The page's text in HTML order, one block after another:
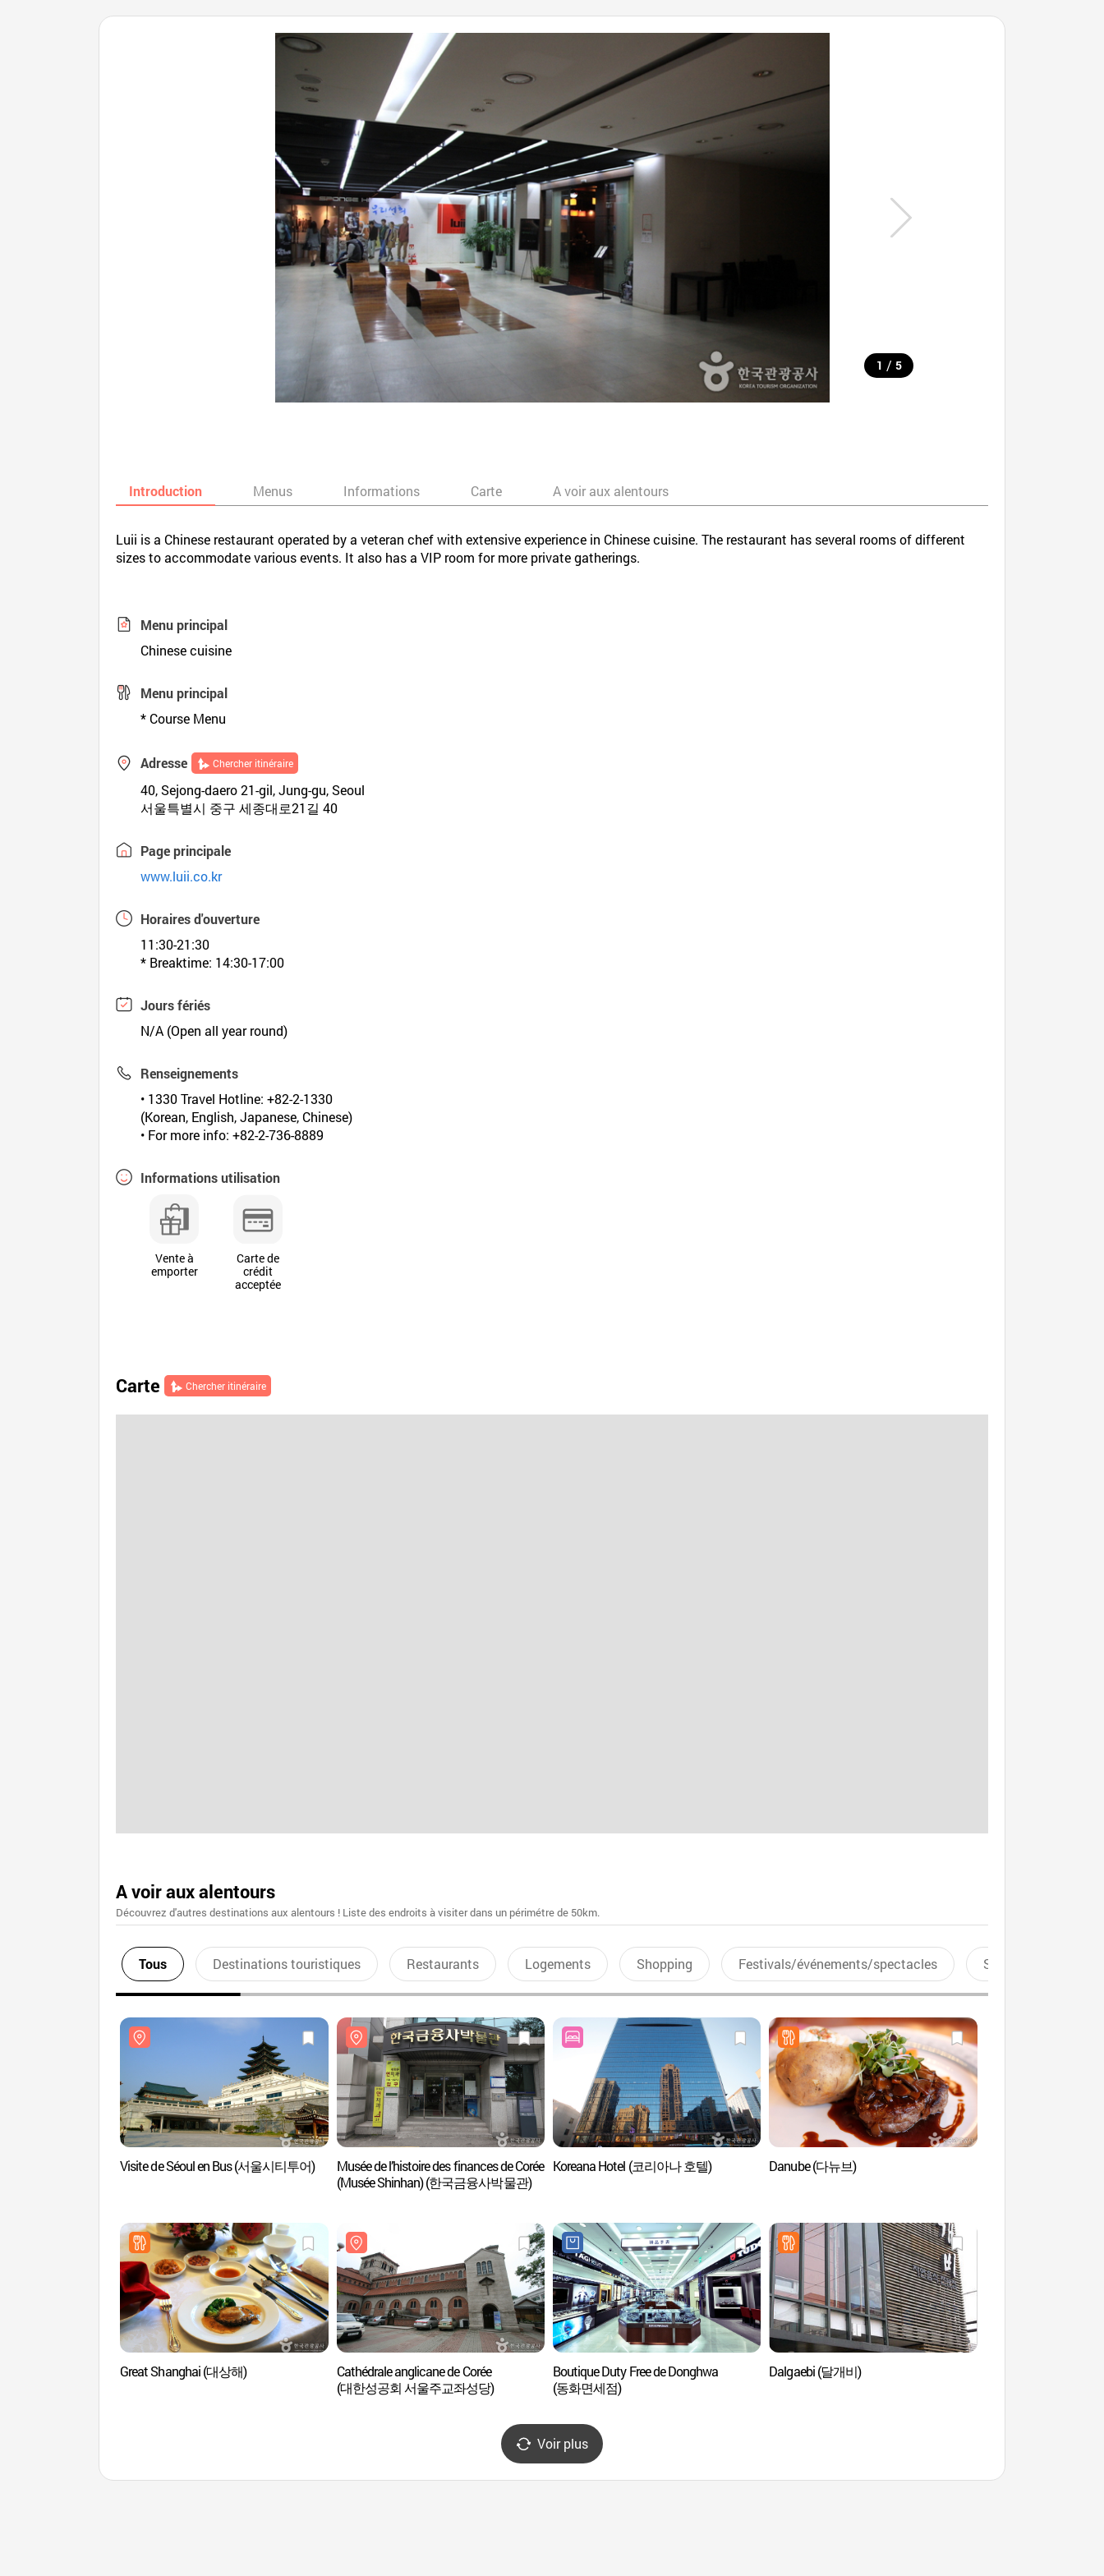
1 / 5
Introduction Menus Informations Carte A voir aux alentours
Luii is a Chinese restaurant operated by a veteran chef with extensive experience in Chinese cuisine. The restaurant has several rooms of different
sizes to accommodate various events. It also has a VIP room for more private gatherings.
Menu principal
Chinese cuisine
Menu principal
* Course Menu
Adresse Chercher itinéraire
40, Sejong-daero 21-gil, Jung-gu, Seoul
서울특별시 중구 세종대로21길 40
Page principale
www.luii.co.kr
Horaires d'ouverture
11:30-21:30
* Breaktime: 14:30-17:00
Jours fériés
N/A (Open all year round)
Renseignements
• 1330 Travel Hotline: +82-2-1330
(Korean, English, Japanese, Chinese)
• For more info: +82-2-736-8889
Informations utilisation
Vente à
emporter
Carte de
crédit
acceptée
Carte Chercher itinéraire
A voir aux alentours
Découvrez d'autres destinations aux alentours ! Liste des endroits à visiter dans un périmétre de 50km.
Tous Destinations touristiques Restaurants Logements Shopping Festivals/événements/spectacles Sports aquatiques
Visite de Séoul en Bus (서울시티투어)
Musée de l’histoire des finances de Corée
(Musée Shinhan) (한국금융사박물관)
Koreana Hotel (코리아나 호텔) Danube (다뉴브)
Great Shanghai (대상해)
Cathédrale anglicane de Corée
(대한성공회 서울주교좌성당)
Boutique Duty Free de Donghwa
(동화면세점)
Dalgaebi (달개비)
Voir plus